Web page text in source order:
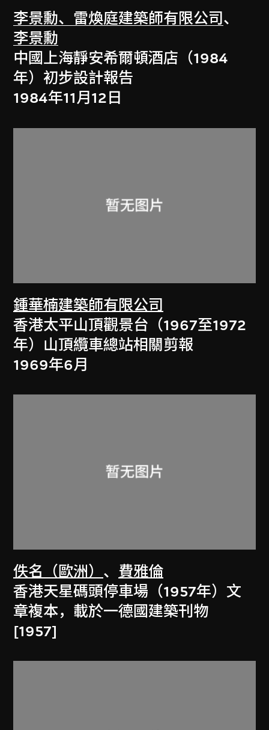
李景勳、雷煥庭建築師有限公司 、
李景勳
中國上海靜安希爾頓酒店（1984
年）初步設計報告
1984年11月12日
鍾華楠建築師有限公司
香港太平山頂觀景台（1967至1972
年）山頂纜車總站相關剪報
1969年6月
佚名（歐洲） 、 費雅倫
香港天星碼頭停車場（1957年）文
章複本，載於一德國建築刊物
[1957]